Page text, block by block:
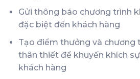
Gửi thông báo chương trình
đặc biệt đến khách hàng
Tạo điểm thưởng và chương
thân thiết để khuyến khích
khách hàng